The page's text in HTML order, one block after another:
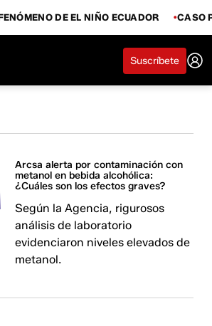
DE EL NIÑO ECUADOR CASO
Suscríbete
Arcsa alerta por contaminación con
metanol en bebida alcohólica:
¿Cuáles son los efectos graves?
Según la Agencia, rigurosos
análisis de laboratorio
evidenciaron niveles elevados de
metanol.